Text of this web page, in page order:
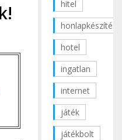
hitel
honlapkészítés
hotel
ingatlan
internet
játék
játékbolt